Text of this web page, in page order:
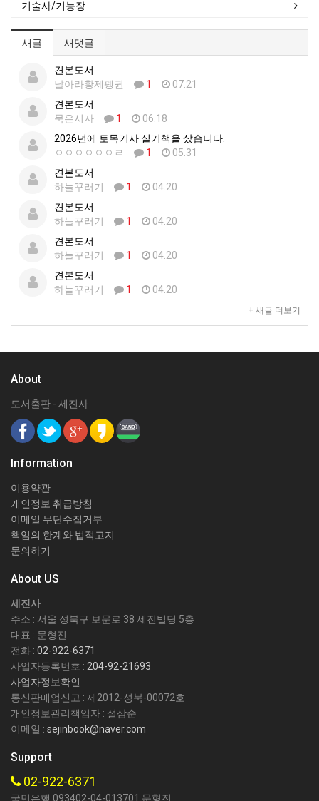
기술사/기능장
새글 새댓글
견본도서
날아라황제펭귄
1
07.21
견본도서
묵은시자
1
06.18
2026년에 토목기사 실기책을 샀습니다.
ㅇㅇㅇㅇㅇㅇㄹ
1
05.31
견본도서
하늘꾸러기
1
04.20
견본도서
하늘꾸러기
1
04.20
견본도서
하늘꾸러기
1
04.20
견본도서
하늘꾸러기
1 04.20
+ 새글 더보기
About
도서출판 - 세진사
Information
이용약관
개인정보 취급방침
이메일 무단수집거부
책임의 한계와 법적고지
문의하기
About US
세진사
주소 : 서울 성북구 보문로 38 세진빌딩 5층
대표 : 문형진
전화 : 02-922-6371
사업자등록번호 : 204-92-21693
사업자정보확인
통신판매업신고 : 제2012-성북-00072호
개인정보관리책임자 : 설삼순
이메일 : sejinbook@naver.com
Support
02-922-6371
국민은행 093402-04-013701 문형진